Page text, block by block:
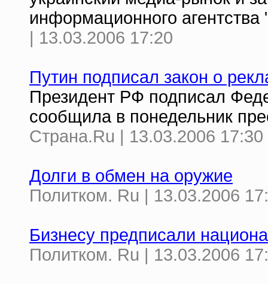
информационного
| 13.03.2006 17:20
Путин подписал закон о
Президент РФ подписал
сообщила в понедельник
Страна.Ru | 13.03.2006 17:30
Долги в обмен на оружие
Политком. Ru | 13.03.2006
Бизнесу предписали
Политком. Ru | 13.03.2006